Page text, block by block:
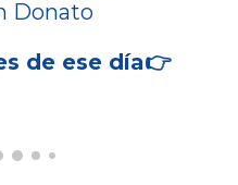
Donato
de ese día👉